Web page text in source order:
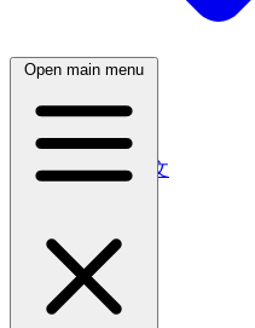
简体中文繁體中文
한국어
한국어
Русский
Русский
Open main menu